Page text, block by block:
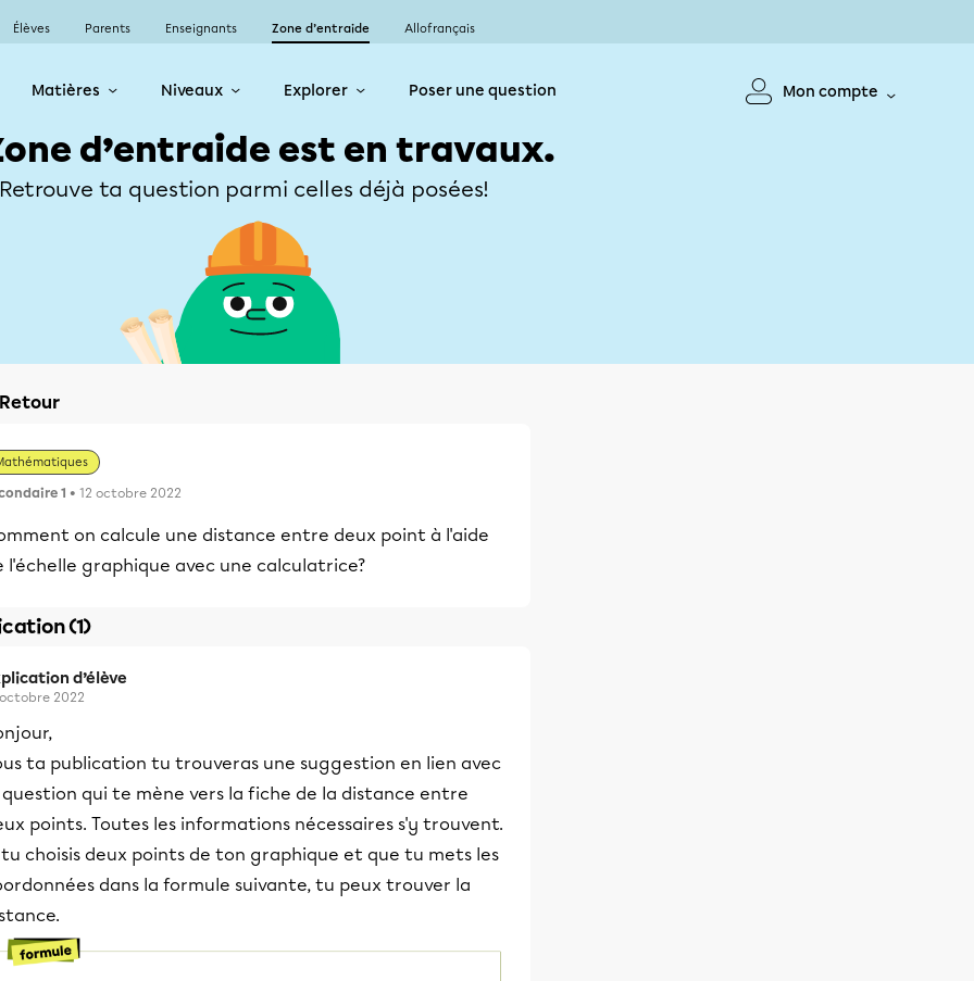
Élèves Parents Enseignants Zone d’entraide Allofrançais
Matières Niveaux Explorer Poser une question Mon compte
d’entraide est en travaux.
ta question parmi celles déjà posées!
Retour
1 • 12 octobre 2022
on calcule une distance entre deux point à l'aide
l'échelle graphique avec une calculatrice?
(1)
d’élève
2022
ta publication tu trouveras une suggestion en lien avec
qui te mène vers la fiche de la distance entre
points. Toutes les informations nécessaires s'y trouvent.
tu choisis deux points de ton graphique et que tu mets les
dans la formule suivante, tu peux trouver la